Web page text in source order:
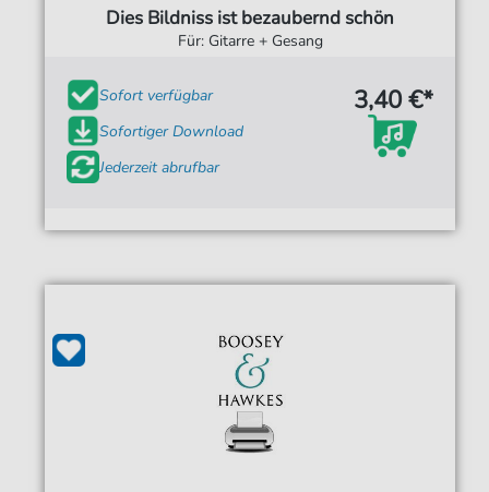
Dies Bildniss ist bezaubernd schön
Für: Gitarre + Gesang
Sofort verfügbar
Sofortiger Download
Jederzeit abrufbar
3,40 €*